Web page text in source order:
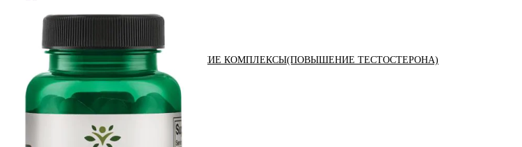
АНАБОЛИЧЕСКИЕ КОМПЛЕКСЫ(ПОВЫШЕНИЕ ТЕСТОСТЕРОНА)